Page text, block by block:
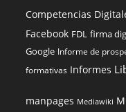
Competencias
Facebook FDL firma
Google Informe de
formativas Informes
manpages Mediawiki